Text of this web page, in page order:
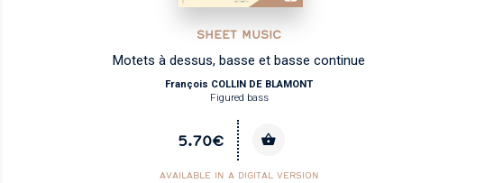
SHEET MUSIC
Motets à dessus, basse et basse continue
François COLLIN DE BLAMONT
Figured bass
5.70€
AVAILABLE IN A DIGITAL VERSION